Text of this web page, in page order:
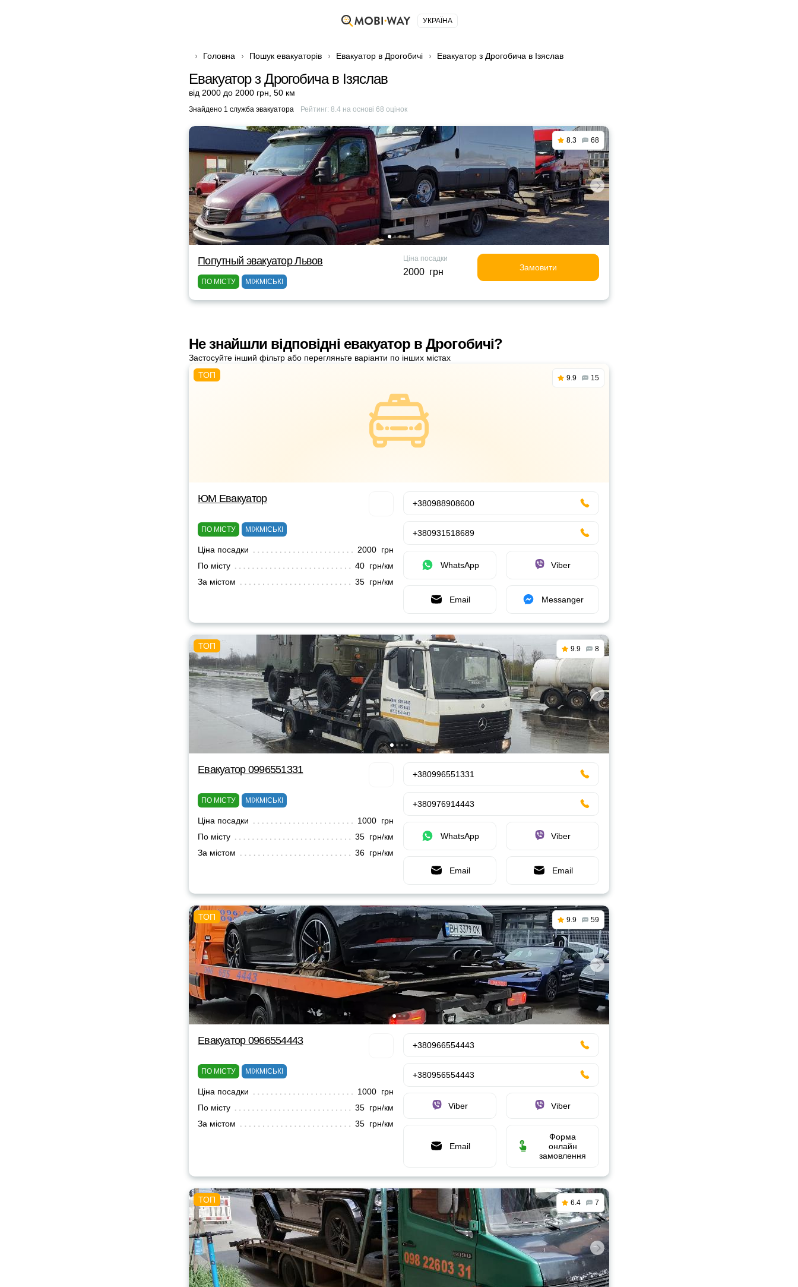
УКРАЇНА
Головна Пошук евакуаторів Евакуатор в Дрогобичі Евакуатор з Дрогобича в Ізяслав
Евакуатор з Дрогобича в Ізяслав
від 2000 до 2000 грн 50 км
Знайдено 1 служба эвакуатора Рейтинг: 8.4на основі 68 оцінок
8.3 68
Попутный эвакуатор Львов
ПО МІСТУ МІЖМІСЬКІ
Ціна посадки
2000 грн Замовити
Не знайшли відповідні евакуатор в Дрогобичі?
Застосуйте інший фільтр або перегляньте варіанти по інших містах
9.9 15
ЮМ Евакуатор
ПО МІСТУ МІЖМІСЬКІ
Ціна посадки
2000 грн
По місту
40 грн/км
За містом
35 грн/км
+380988908600
+380931518689
WhatsApp Viber
Email Messanger
9.9 8
Евакуатор 0996551331
ПО МІСТУ МІЖМІСЬКІ
Ціна посадки
1000 грн
По місту
35 грн/км
За містом
36 грн/км
+380996551331
+380976914443
WhatsApp Viber
Email Email
9.9 59
Евакуатор 0966554443
ПО МІСТУ МІЖМІСЬКІ
Ціна посадки
1000 грн
По місту
35 грн/км
За містом
35 грн/км
+380966554443
+380956554443
Viber Viber
Email
Форма
онлайн
замовлення
6.4 7